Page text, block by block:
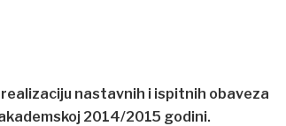
nastavnih i ispitnih obaveza
2014/2015 godini.